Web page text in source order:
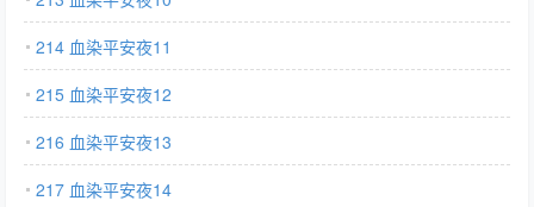
214 血染平安夜11
215 血染平安夜12
216 血染平安夜13
217 血染平安夜14